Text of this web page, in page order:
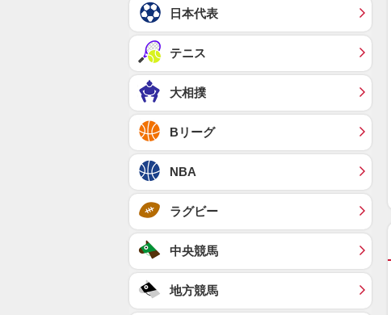
日本代表
テニス
大相撲
Bリーグ
NBA
ラグビー
中央競馬
地方競馬